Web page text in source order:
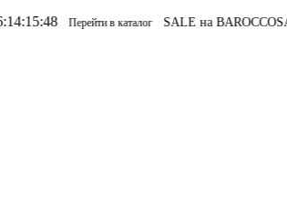
Перейти в каталог SALE на BAROCCOSALE на